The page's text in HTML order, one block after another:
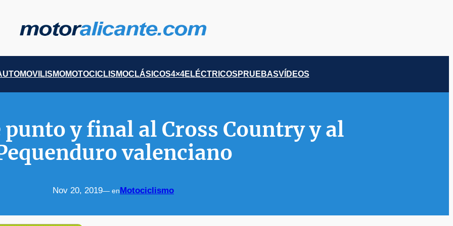
MOTOCICLISMOCLÁSICOS4×4ELÉCTRICOS PRUEBASVÍDEOS
punto y final al Cross Country y al
valenciano
Nov 20, 2019— enMotociclismo